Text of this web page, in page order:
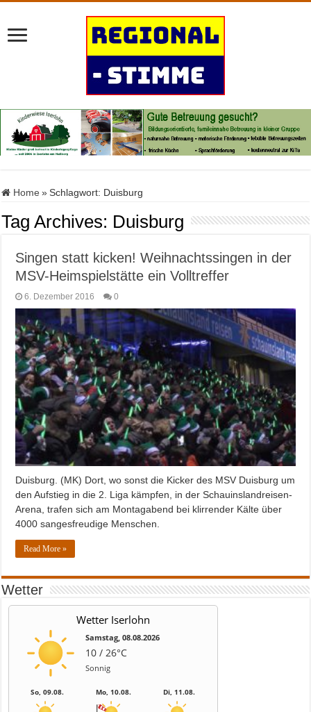
Home » Schlagwort: Duisburg
Tag Archives: Duisburg
Singen statt kicken! Weihnachtssingen in der
MSV-Heimspielstätte ein Volltreffer
6. Dezember 2016 0
Duisburg. (MK) Dort, wo sonst die Kicker des MSV Duisburg um
den Aufstieg in die 2. Liga kämpfen, in der Schauinslandreisen-
Arena, trafen sich am Montagabend bei klirrender Kälte über
4000 sangesfreudige Menschen.
Read More »
Wetter
Wetter Iserlohn
Samstag, 08.08.2026
10 / 26°C
Sonnig
So, 09.08. Mo, 10.08. Di, 11.08.